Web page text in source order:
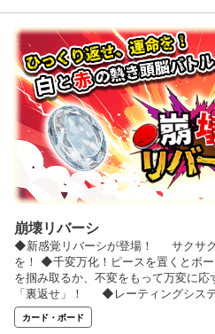
崩壊リバーシ
◆新感覚リバーシが登場！ サクサク
を！ ◆千変万化！ピースを置くとボードが崩壊？！ 臨機応変に戦機
を掴み取るか、不変をもって万変に
「裏返せ」！ ◆レーティングシス
もレートが変動 対戦を勝ち抜き、リ
◆初回登録でお役立ちアイテムをプレ
カード・ボード